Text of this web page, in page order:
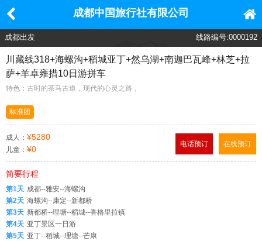
成都中国旅行社有限公司
成都出发 线路编号:0000192
川藏线318+海螺沟+稻城亚丁+然乌湖+南迦巴瓦峰+林芝+拉
萨+羊卓雍措10日游拼车
特色：古时的茶马古道，现代的心灵之路，
标准团
成人： ¥5280
儿童： ¥0
在线预订
电话预订
简要行程
第1天 成都--雅安--海螺沟
第2天 海螺沟--康定--新都桥
第3天 新都桥--理塘--稻城--香格里拉镇
第4天 亚丁景区一日游
第5天 亚丁--稻城--理塘--芒康